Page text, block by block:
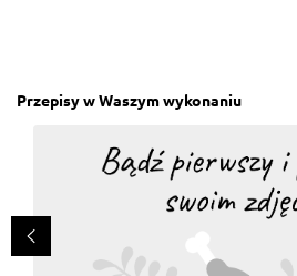
Przepisy w Waszym wykonaniu